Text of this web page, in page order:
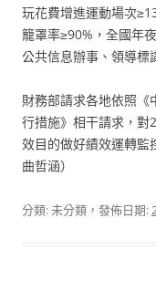
玩花費增進運動場次
籠罩率≥90%，全國年
公共信息辦事、領導標
財務部請求各地依照《
行措施》相干請求，對
效目的做好績效運轉監
曲哲涵）
分類: 未分類，發佈日期: